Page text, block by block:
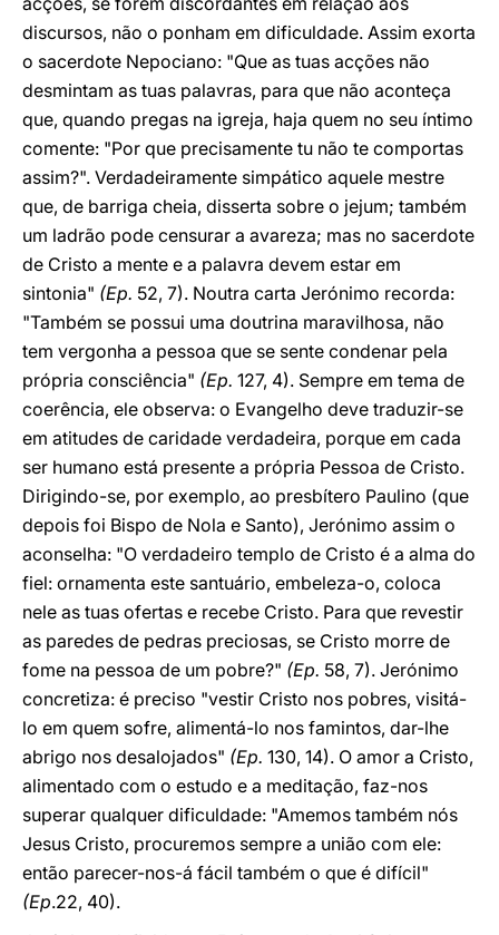
discursos, não o ponham em dificuldade. Assim exorta
o sacerdote Nepociano: "Que as tuas acções não
desmintam as tuas palavras, para que não aconteça
que, quando pregas na igreja, haja quem no seu íntimo
comente: "Por que precisamente tu não te comportas
assim?". Verdadeiramente simpático aquele mestre
que, de barriga cheia, disserta sobre o jejum; também
um ladrão pode censurar a avareza; mas no sacerdote
de Cristo a mente e a palavra devem estar em
sintonia" (Ep. 52, 7). Noutra carta Jerónimo recorda:
"Também se possui uma doutrina maravilhosa, não
tem vergonha a pessoa que se sente condenar pela
própria consciência" (Ep. 127, 4). Sempre em tema de
coerência, ele observa: o Evangelho deve traduzir-se
em atitudes de caridade verdadeira, porque em cada
ser humano está presente a própria Pessoa de Cristo.
Dirigindo-se, por exemplo, ao presbítero Paulino (que
depois foi Bispo de Nola e Santo), Jerónimo assim o
aconselha: "O verdadeiro templo de Cristo é a alma do
fiel: ornamenta este santuário, embeleza-o, coloca
nele as tuas ofertas e recebe Cristo. Para que revestir
as paredes de pedras preciosas, se Cristo morre de
fome na pessoa de um pobre?" (Ep. 58, 7). Jerónimo
concretiza: é preciso "vestir Cristo nos pobres, visitá-
lo em quem sofre, alimentá-lo nos famintos, dar-lhe
abrigo nos desalojados" (Ep. 130, 14). O amor a Cristo,
alimentado com o estudo e a meditação, faz-nos
superar qualquer dificuldade: "Amemos também nós
Jesus Cristo, procuremos sempre a união com ele:
então parecer-nos-á fácil também o que é difícil"
(Ep.22, 40).